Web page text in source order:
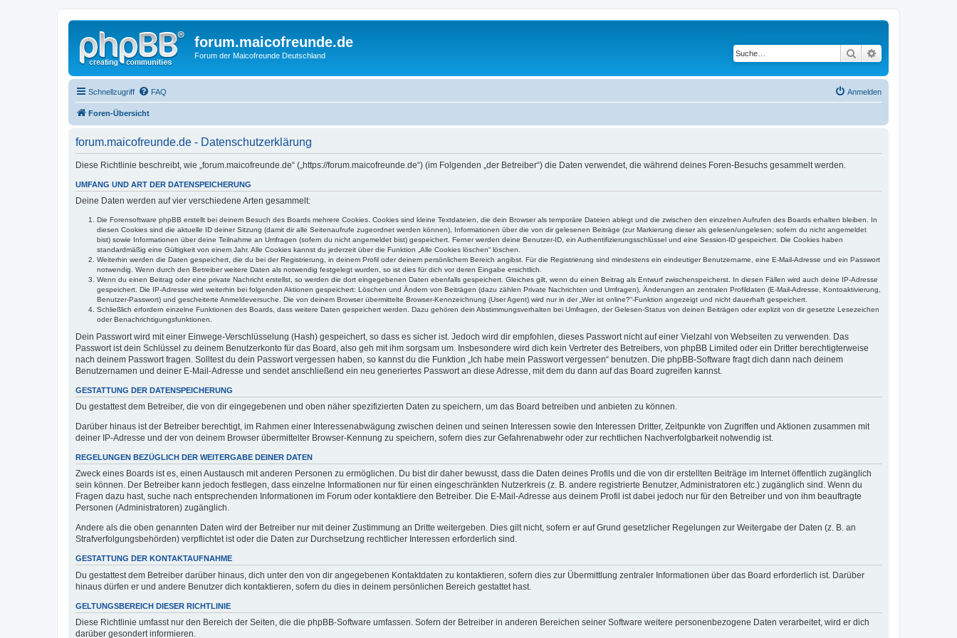
forum.maicofreunde.de
Forum der Maicofreunde Deutschland Suche
Schnellzugriff FAQ Anmelden
Foren-Übersicht
forum.maicofreunde.de - Datenschutzerklärung
Diese Richtlinie beschreibt, wie „forum.maicofreunde.de“ („https://forum.maicofreunde.de“) (im Folgenden „der Betreiber“) die Daten verwendet, die während deines Foren-Besuchs gesammelt werden.
UMFANG UND ART DER DATENSPEICHERUNG
Deine Daten werden auf vier verschiedene Arten gesammelt:
Die Forensoftware phpBB erstellt bei deinem Besuch des Boards mehrere Cookies. Cookies sind kleine Textdateien, die dein Browser als temporäre Dateien ablegt und die zwischen den einzelnen Aufrufen des Boards erhalten bleiben. In
diesen Cookies sind die aktuelle ID deiner Sitzung (damit dir alle Seitenaufrufe zugeordnet werden können), Informationen über die von dir gelesenen Beiträge (zur Markierung dieser als gelesen/ungelesen; sofern du nicht angemeldet
bist) sowie Informationen über deine Teilnahme an Umfragen (sofern du nicht angemeldet bist) gespeichert. Ferner werden deine Benutzer-ID, ein Authentifizierungsschlüssel und eine Session-ID gespeichert. Die Cookies haben
standardmäßig eine Gültigkeit von einem Jahr. Alle Cookies kannst du jederzeit über die Funktion „Alle Cookies löschen“ löschen.
Weiterhin werden die Daten gespeichert, die du bei der Registrierung, in deinem Profil oder deinem persönlichem Bereich angibst. Für die Registrierung sind mindestens ein eindeutiger Benutzername, eine E-Mail-Adresse und ein Passwort
notwendig. Wenn durch den Betreiber weitere Daten als notwendig festgelegt wurden, so ist dies für dich vor deren Eingabe ersichtlich.
Wenn du einen Beitrag oder eine private Nachricht erstellst, so werden die dort eingegebenen Daten ebenfalls gespeichert. Gleiches gilt, wenn du einen Beitrag als Entwurf zwischenspeicherst. In diesen Fällen wird auch deine IP-Adresse
gespeichert. Die IP-Adresse wird weiterhin bei folgenden Aktionen gespeichert: Löschen und Ändern von Beiträgen (dazu zählen Private Nachrichten und Umfragen), Änderungen an zentralen Profildaten (E-Mail-Adresse, Kontoaktivierung,
Benutzer-Passwort) und gescheiterte Anmeldeversuche. Die von deinem Browser übermittelte Browser-Kennzeichnung (User Agent) wird nur in der „Wer ist online?“-Funktion angezeigt und nicht dauerhaft gespeichert.
Schließlich erfordern einzelne Funktionen des Boards, dass weitere Daten gespeichert werden. Dazu gehören dein Abstimmungsverhalten bei Umfragen, der Gelesen-Status von deinen Beiträgen oder explizit von dir gesetzte Lesezeichen
oder Benachrichtigungsfunktionen.
Dein Passwort wird mit einer Einwege-Verschlüsselung (Hash) gespeichert, so dass es sicher ist. Jedoch wird dir empfohlen, dieses Passwort nicht auf einer Vielzahl von Webseiten zu verwenden. Das
Passwort ist dein Schlüssel zu deinem Benutzerkonto für das Board, also geh mit ihm sorgsam um. Insbesondere wird dich kein Vertreter des Betreibers, von phpBB Limited oder ein Dritter berechtigterweise
nach deinem Passwort fragen. Solltest du dein Passwort vergessen haben, so kannst du die Funktion „Ich habe mein Passwort vergessen“ benutzen. Die phpBB-Software fragt dich dann nach deinem
Benutzernamen und deiner E-Mail-Adresse und sendet anschließend ein neu generiertes Passwort an diese Adresse, mit dem du dann auf das Board zugreifen kannst.
GESTATTUNG DER DATENSPEICHERUNG
Du gestattest dem Betreiber, die von dir eingegebenen und oben näher spezifizierten Daten zu speichern, um das Board betreiben und anbieten zu können.
Darüber hinaus ist der Betreiber berechtigt, im Rahmen einer Interessenabwägung zwischen deinen und seinen Interessen sowie den Interessen Dritter, Zeitpunkte von Zugriffen und Aktionen zusammen mit
deiner IP-Adresse und der von deinem Browser übermittelter Browser-Kennung zu speichern, sofern dies zur Gefahrenabwehr oder zur rechtlichen Nachverfolgbarkeit notwendig ist.
REGELUNGEN BEZÜGLICH DER WEITERGABE DEINER DATEN
Zweck eines Boards ist es, einen Austausch mit anderen Personen zu ermöglichen. Du bist dir daher bewusst, dass die Daten deines Profils und die von dir erstellten Beiträge im Internet öffentlich zugänglich
sein können. Der Betreiber kann jedoch festlegen, dass einzelne Informationen nur für einen eingeschränkten Nutzerkreis (z. B. andere registrierte Benutzer, Administratoren etc.) zugänglich sind. Wenn du
Fragen dazu hast, suche nach entsprechenden Informationen im Forum oder kontaktiere den Betreiber. Die E-Mail-Adresse aus deinem Profil ist dabei jedoch nur für den Betreiber und von ihm beauftragte
Personen (Administratoren) zugänglich.
Andere als die oben genannten Daten wird der Betreiber nur mit deiner Zustimmung an Dritte weitergeben. Dies gilt nicht, sofern er auf Grund gesetzlicher Regelungen zur Weitergabe der Daten (z. B. an
Strafverfolgungsbehörden) verpflichtet ist oder die Daten zur Durchsetzung rechtlicher Interessen erforderlich sind.
GESTATTUNG DER KONTAKTAUFNAHME
Du gestattest dem Betreiber darüber hinaus, dich unter den von dir angegebenen Kontaktdaten zu kontaktieren, sofern dies zur Übermittlung zentraler Informationen über das Board erforderlich ist. Darüber
hinaus dürfen er und andere Benutzer dich kontaktieren, sofern du dies in deinem persönlichen Bereich gestattet hast.
GELTUNGSBEREICH DIESER RICHTLINIE
Diese Richtlinie umfasst nur den Bereich der Seiten, die die phpBB-Software umfassen. Sofern der Betreiber in anderen Bereichen seiner Software weitere personenbezogene Daten verarbeitet, wird er dich
darüber gesondert informieren.